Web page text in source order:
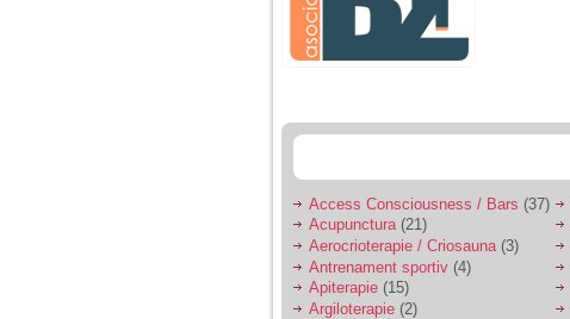
De 4 ani am o relatie
serioasa cu un barbat
sa se manifeste o
Ma aflu aici pentru ca
vreau sa stiu daca am
nevoie de un psiholog
sau psihiatru.
Access Consciousness / Bars (37)
Acupunctura(21)
Aerocrioterapie / Criosauna (3)
Antrenament sportiv (4)
Apiterapie (15)
Argiloterapie (2)